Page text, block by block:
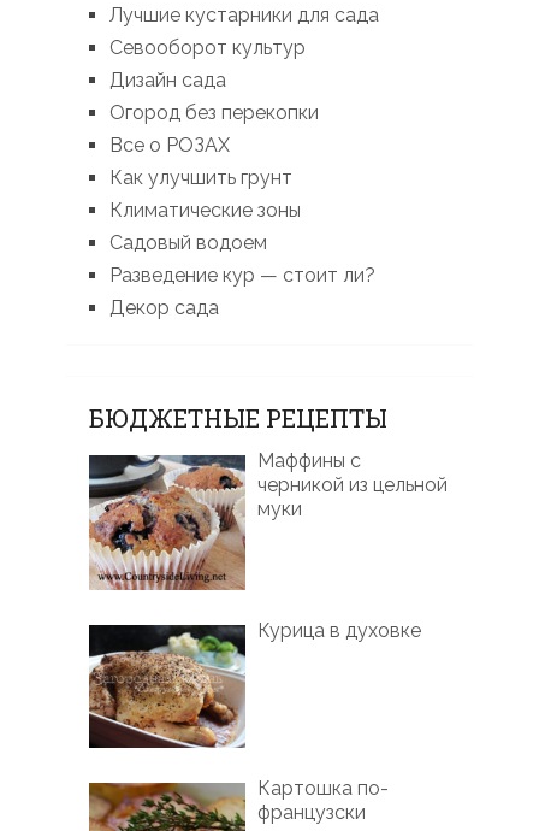
Лучшие кустарники для сада
Севооборот культур
Дизайн сада
Огород без перекопки
Все о РОЗАХ
Как улучшить грунт
Климатические зоны
Садовый водоем
Разведение кур — стоит ли?
Декор сада
БЮДЖЕТНЫЕ РЕЦЕПТЫ
Маффины с
черникой из цельной
муки
Курица в духовке
Картошка по-
французски